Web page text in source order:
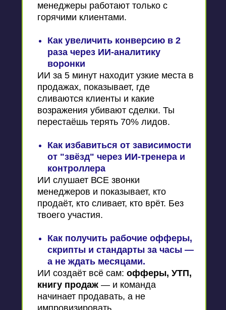
менеджеры работают только с
горячими клиентами.
Как увеличить конверсию в 2
раза через ИИ-аналитику
воронки
ИИ за 5 минут находит узкие места в
продажах, показывает, где
сливаются клиенты и какие
возражения убивают сделки. Ты
перестаёшь терять 70% лидов.
Как избавиться от зависимости
от "звёзд" через ИИ-тренера и
контроллера
ИИ слушает ВСЕ звонки
менеджеров и показывает, кто
продаёт, кто сливает, кто врёт. Без
твоего участия.
Как получить рабочие офферы,
скрипты и стандарты за часы —
а не ждать месяцами.
ИИ создаёт всё сам: офферы, УТП,
книгу продаж — и команда
начинает продавать, а не
импровизировать.